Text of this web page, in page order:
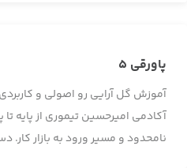
پاورقی 5
آموزش گل آرایی رو اصولی و
آکادمی امیرحسین تیموری از پایه تا
نامحدود و مسیر ورود به بازار